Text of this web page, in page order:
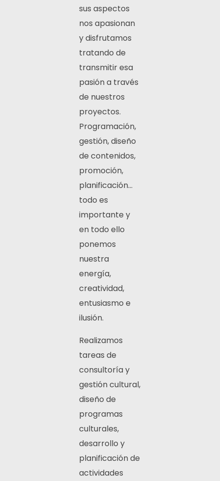
sus aspectos
nos apasionan
y disfrutamos
tratando de
transmitir esa
pasión a través
de nuestros
proyectos.
Programación,
gestión, diseño
de contenidos,
promoción,
planificación…
todo es
importante y
en todo ello
ponemos
nuestra
energía,
creatividad,
entusiasmo e
ilusión.
Realizamos
tareas de
consultoría y
gestión cultural,
diseño de
programas
culturales,
desarrollo y
planificación de
actividades